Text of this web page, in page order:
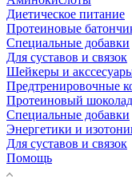
Диетическое питание
Протеиновые
Специальные добавки
Для суставов и связок
Шейкеры и
Предтренировочные
Протеиновый шоколад
Специальные добавки
Энергетики и
Для суставов и связок
Помощь